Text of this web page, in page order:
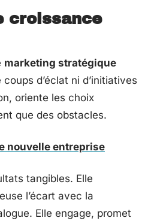
croissance
marketing stratégique
d’éclat ni d’initiatives
oriente les choix
que des obstacles.
nouvelle entreprise
tangibles. Elle
l’écart avec la
Elle engage, promet